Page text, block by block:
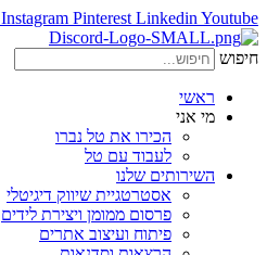
Instagram Pinterest Linkedin Youtube
חיפוש
ראשי
מי אני
הכירו את טל נברו
לעבוד עם טל
השירותים שלנו
אסטרטגיית שיווק דיגיטלי
פרסום ממומן ויצירת לידים
פיתוח ועיצוב אתרים